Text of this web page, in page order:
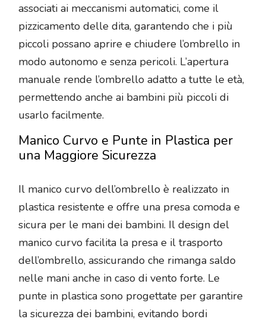
associati ai meccanismi automatici, come il
pizzicamento delle dita, garantendo che i più
piccoli possano aprire e chiudere l’ombrello in
modo autonomo e senza pericoli. L’apertura
manuale rende l’ombrello adatto a tutte le età,
permettendo anche ai bambini più piccoli di
usarlo facilmente.
Manico Curvo e Punte in Plastica per
una Maggiore Sicurezza
Il manico curvo dell’ombrello è realizzato in
plastica resistente e offre una presa comoda e
sicura per le mani dei bambini. Il design del
manico curvo facilita la presa e il trasporto
dell’ombrello, assicurando che rimanga saldo
nelle mani anche in caso di vento forte. Le
punte in plastica sono progettate per garantire
la sicurezza dei bambini, evitando bordi